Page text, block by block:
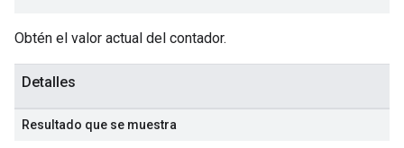
Obtén el valor actual del contador.
Detalles
Resultado que se muestra